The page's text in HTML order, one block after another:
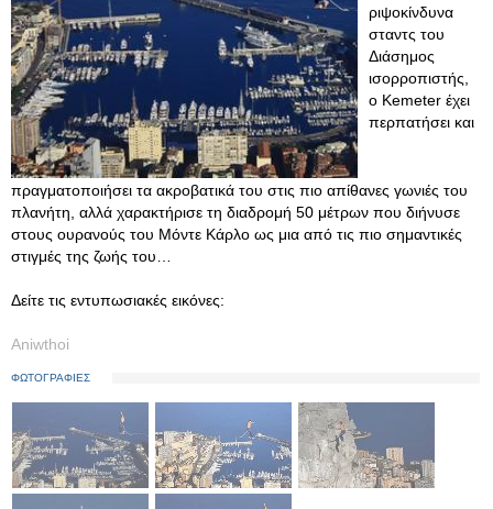
ριψοκίνδυνα
σταντς του
Διάσημος
ισορροπιστής,
ο Kemeter έχει
περπατήσει και
πραγματοποιήσει τα ακροβατικά του στις πιο απίθανες γωνιές του
πλανήτη, αλλά χαρακτήρισε τη διαδρομή 50 μέτρων που διήνυσε
στους ουρανούς του Μόντε Κάρλο ως μια από τις πιο σημαντικές
στιγμές της ζωής του…
Δείτε τις εντυπωσιακές εικόνες:
Aniwthoi
ΦΩΤΟΓΡΑΦΙΕΣ